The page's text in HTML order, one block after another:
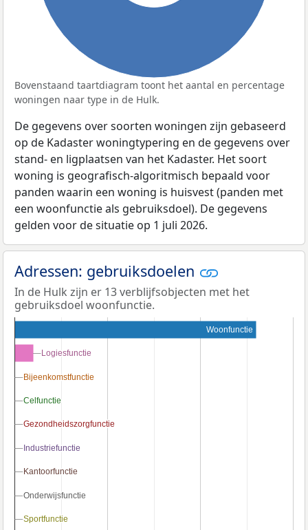
Bovenstaand taartdiagram toont het aantal en percentage
woningen naar type in de Hulk.
De gegevens over soorten woningen zijn gebaseerd
op de Kadaster woningtypering en de gegevens over
stand- en ligplaatsen van het Kadaster. Het soort
woning is geografisch-algoritmisch bepaald voor
panden waarin een woning is huisvest (panden met
een woonfunctie als gebruiksdoel). De gegevens
gelden voor de situatie op 1 juli 2026.
Adressen: gebruiksdoelen
In de Hulk zijn er 13 verblijfsobjecten met het
gebruiksdoel woonfunctie.
Woonfunctie
Logiesfunctie
Logiesfunctie
Bijeenkomstfunctie
Bijeenkomstfunctie
Celfunctie
Celfunctie
Gezondheidszorgfunctie
Gezondheidszorgfunctie
Industriefunctie
Industriefunctie
Kantoorfunctie
Kantoorfunctie
Onderwijsfunctie
Onderwijsfunctie
Sportfunctie
Sportfunctie